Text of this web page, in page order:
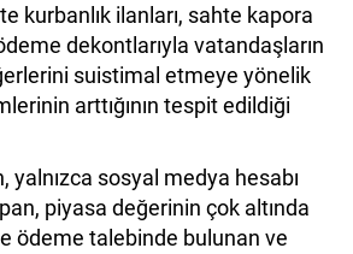
kurbanlık ilanları, sahte kapora
dekontlarıyla vatandaşların
suistimal etmeye yönelik
arttığının tespit edildiği
yalnızca sosyal medya hesabı
piyasa değerinin çok altında
ödeme talebinde bulunan ve